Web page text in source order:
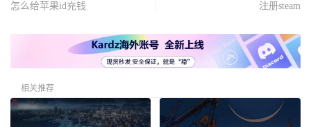
怎么给苹果id充钱
注册steam
相关推荐